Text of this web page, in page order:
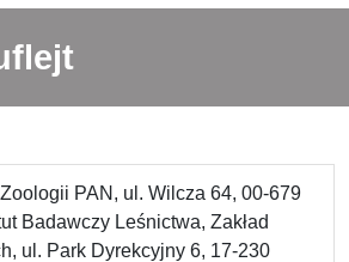
PAN, ul. Wilcza 64, 00-679
Badawczy Leśnictwa, Zakład
ul. Park Dyrekcyjny 6, 17-230